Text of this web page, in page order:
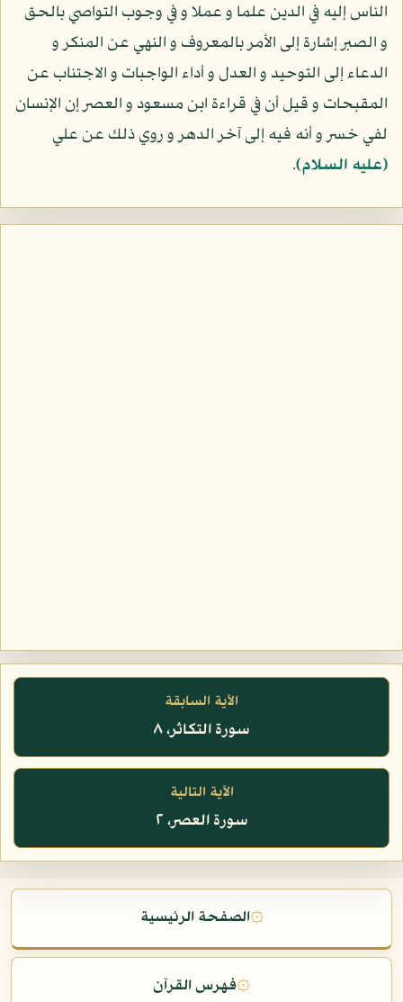
الناس إليه في الدين علما و عملا و في وجوب التواصي بالحق
و الصبر إشارة إلى الأمر بالمعروف و النهي عن المنكر و
الدعاء إلى التوحيد و العدل و أداء الواجبات و الاجتناب عن
المقبحات و قيل أن في قراءة ابن مسعود و العصر إن الإنسان
لفي خسر و أنه فيه إلى آخر الدهر و روي ذلك عن علي
(عليه السلام).
الآية السابقة
سورة التكاثر، ٨
الآية التالية
سورة العصر، ٢
۞الصفحة الرئيسية
۞فهرس القرآن